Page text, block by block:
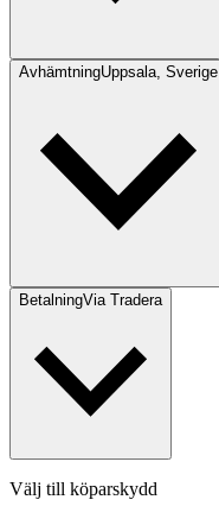
AvhämtningUppsala, Sverige
BetalningVia Tradera
Välj till köparskydd